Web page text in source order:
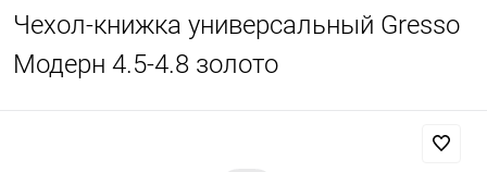
Чехол-книжка универсальный Gresso
Модерн 4.5-4.8 золото
Сегодня